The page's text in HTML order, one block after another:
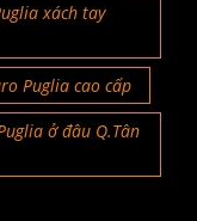
xách tay
Puglia cao cấp
ở đâu Q.Tân